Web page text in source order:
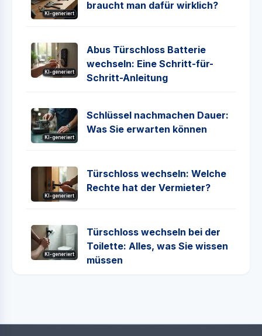
KI-generiert
braucht man dafür wirklich?
KI-generiert
Abus Türschloss Batterie
wechseln: Eine Schritt-für-
Schritt-Anleitung
KI-generiert
Schlüssel nachmachen Dauer:
Was Sie erwarten können
KI-generiert
Türschloss wechseln: Welche
Rechte hat der Vermieter?
KI-generiert
Türschloss wechseln bei der
Toilette: Alles, was Sie wissen
müssen